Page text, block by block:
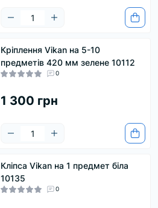
Кріплення Vikan на 5-10
предметів 420 мм зелене 10112
0
1 300 грн
Кліпса Vikan на 1 предмет біла
10135
0